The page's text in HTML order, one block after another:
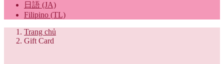
日語 (JA)
Filipino (TL)
Trang chủ
Gift Card